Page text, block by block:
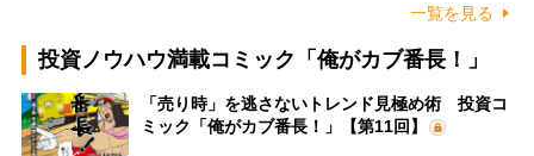
一覧を見る
投資ノウハウ満載コミック「俺がカブ番長！」
「売り時」を逃さないトレンド見極め術 投資コ
ミック「俺がカブ番長！」【第11回】